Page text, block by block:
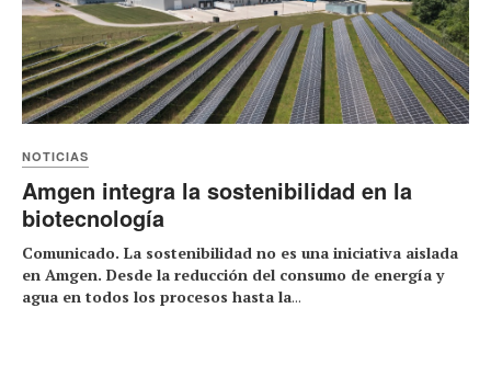
NOTICIAS
Amgen integra la sostenibilidad en la
biotecnología
Comunicado. La sostenibilidad no es una iniciativa aislada
en Amgen. Desde la reducción del consumo de energía y
agua en todos los procesos hasta la...